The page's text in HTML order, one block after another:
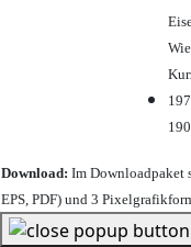
Download: Im Downloadpaket
EPS, PDF) und 3